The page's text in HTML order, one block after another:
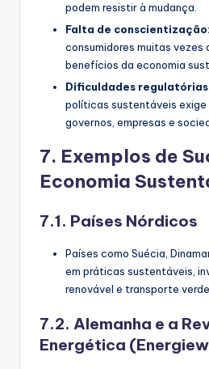
podem resistir à mudança.
Falta de conscientização:
consumidores muitas vezes
benefícios da economia
Dificuldades
políticas sustentáveis
governos, empresas e
7. Exemplos de
Economia
7.1. Países Nórdicos
Países como Suécia,
em práticas sustentáveis,
renovável e transporte verde.
7.2. Alemanha e a
Energética